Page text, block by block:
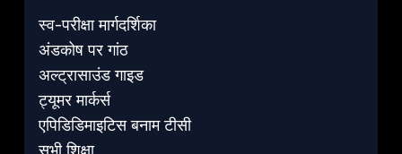
स्व-परीक्षा मार्गदर्शिका
अंडकोष पर गांठ
अल्ट्रासाउंड गाइड
ट्यूमर मार्कर्स
एपिडिडिमाइटिस बनाम टीसी
सभी शिक्षा